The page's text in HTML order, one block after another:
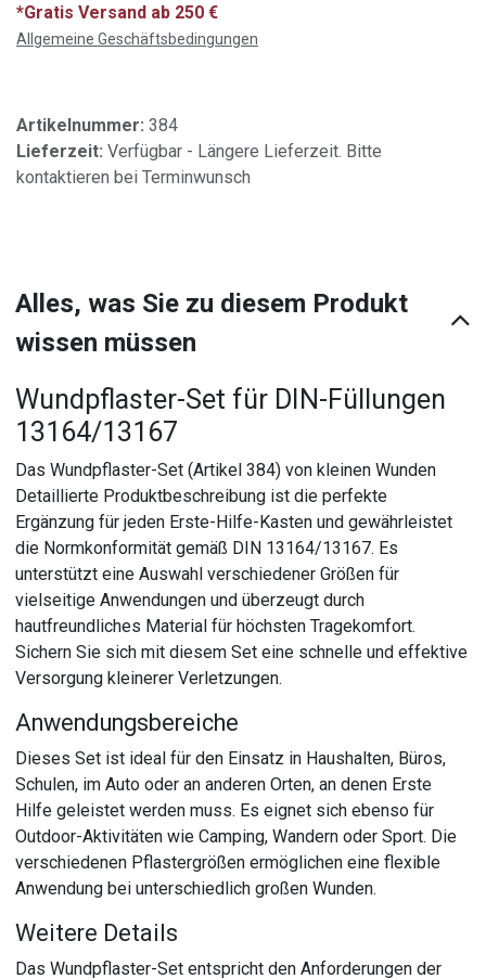
*Gratis Versand ab 250 €
Allgemeine Geschäftsbedingungen
Artikelnummer: 384
Lieferzeit: Verfügbar - Längere Lieferzeit. Bitte
kontaktieren bei Terminwunsch
Alles, was Sie zu diesem Produkt
wissen müssen
Wundpflaster-Set für DIN-Füllungen
13164/13167
Das Wundpflaster-Set (Artikel 384) von kleinen Wunden
Detaillierte Produktbeschreibung ist die perfekte
Ergänzung für jeden Erste-Hilfe-Kasten und gewährleistet
die Normkonformität gemäß DIN 13164/13167. Es
unterstützt eine Auswahl verschiedener Größen für
vielseitige Anwendungen und überzeugt durch
hautfreundliches Material für höchsten Tragekomfort.
Sichern Sie sich mit diesem Set eine schnelle und effektive
Versorgung kleinerer Verletzungen.
Anwendungsbereiche
Dieses Set ist ideal für den Einsatz in Haushalten, Büros,
Schulen, im Auto oder an anderen Orten, an denen Erste
Hilfe geleistet werden muss. Es eignet sich ebenso für
Outdoor-Aktivitäten wie Camping, Wandern oder Sport. Die
verschiedenen Pflastergrößen ermöglichen eine flexible
Anwendung bei unterschiedlich großen Wunden.
Weitere Details
Das Wundpflaster-Set entspricht den Anforderungen der